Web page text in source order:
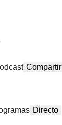
Compartir
Directo